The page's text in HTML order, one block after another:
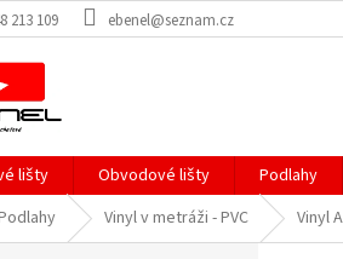
213 109 ebenel@seznam.cz
lišty Obvodové lišty
Podlahy
Vinyl v metráži - PVC Vinyl